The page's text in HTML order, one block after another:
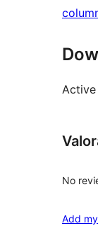
Active
No
Add